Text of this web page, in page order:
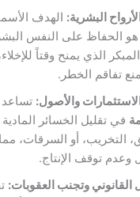
البشرية: الهدف
الحفاظ على النفس
المبكر الذي يمنح وقتاً
تفاقم الخطر.
والأصول:
في تقليل الخسائر
التخريب، أو السرقات،
وعدم توقف الإنتاج.
القانوني وتجنب العقوبات: